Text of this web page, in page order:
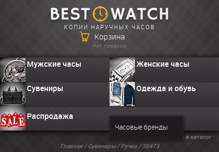
КОПИИ НАРУЧНЫХ ЧАСОВ
Корзина
Нет товаров
Мужские часы Женские часы
Сувениры Одежда и обувь
Распродажа
Часовые бренды
Главная/Сувениры/Ручки/ 38473
Вернуться в каталог